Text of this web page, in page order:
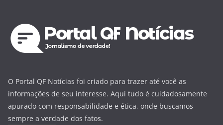
O Portal QF Notícias foi criado para trazer até você as
informações de seu interesse. Aqui tudo é cuidadosamente
apurado com responsabilidade e ética, onde buscamos
sempre a verdade dos fatos.